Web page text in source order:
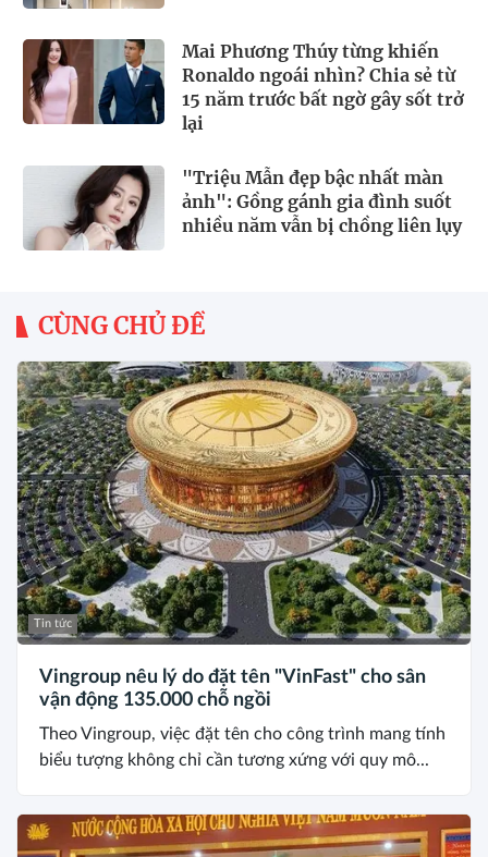
Mai Phương Thúy từng khiến
Ronaldo ngoái nhìn? Chia sẻ từ
15 năm trước bất ngờ gây sốt trở
lại
"Triệu Mẫn đẹp bậc nhất màn
ảnh": Gồng gánh gia đình suốt
nhiều năm vẫn bị chồng liên lụy
CÙNG CHỦ ĐỀ
Tin tức
Vingroup nêu lý do đặt tên "VinFast" cho sân
vận động 135.000 chỗ ngồi
Theo Vingroup, việc đặt tên cho công trình mang tính
biểu tượng không chỉ cần tương xứng với quy mô...